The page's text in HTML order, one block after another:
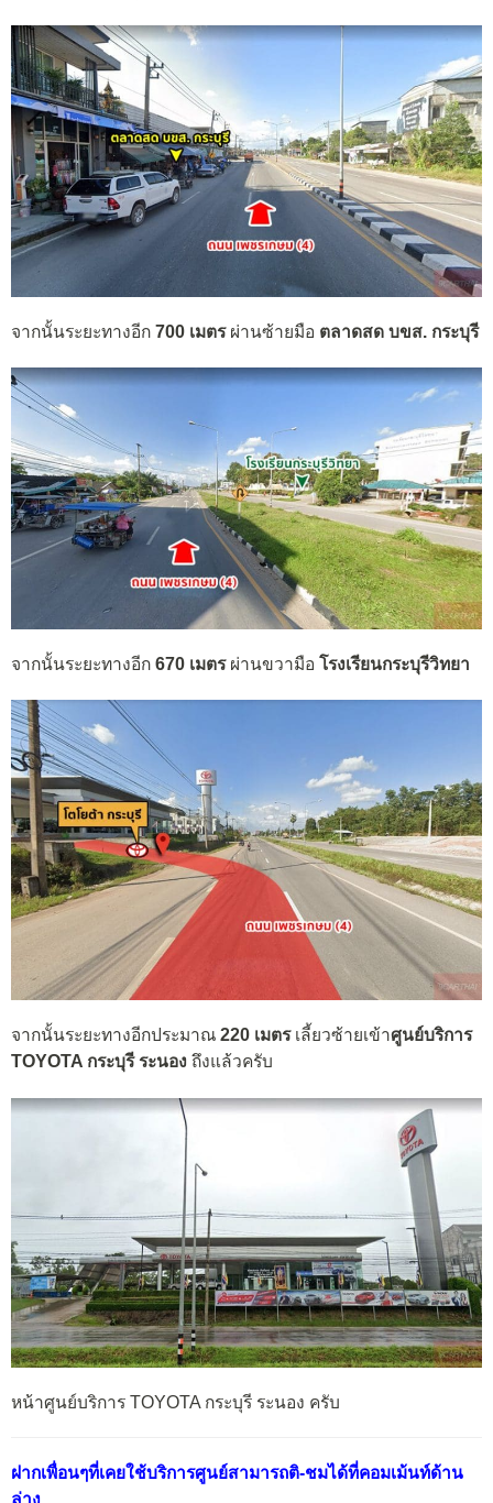
จากนั้นระยะทางอีก 700 เมตรผ่านซ้ายมือ ตลาดสด บขส. กระบุรี
จากนั้นระยะทางอีก 670 เมตรผ่านขวามือ โรงเรียนกระบุรีวิทยา
จากนั้นระยะทางอีกประมาณ 220 เมตรเลี้ยวซ้ายเข้าศูนย์บริการ
TOYOTA กระบุรี ระนอง ถึงแล้วครับ
หน้าศูนย์บริการ TOYOTA กระบุรี ระนอง ครับ
ฝากเพื่อนๆที่เคยใช้บริการศูนย์สามารถติ-ชมได้ที่คอมเม้นท์ด้าน
ล่าง